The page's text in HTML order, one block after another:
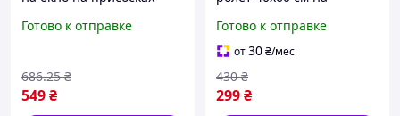
Чёрный, ролеты на окна
Готово к отправке
549₴
686.25 ₴
черная шторка от солнца
UV защита затемнения
95%
Готово к отправке
от30₴/мес
299₴
430 ₴